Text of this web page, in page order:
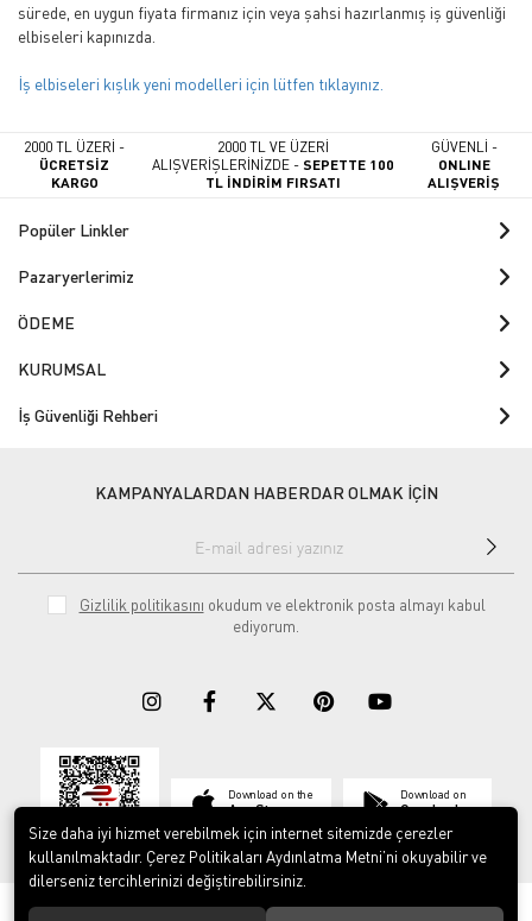
sürede, en uygun fiyata firmanız için veya şahsi hazırlanmış iş güvenliği
elbiseleri kapınızda.
İş elbiseleri kışlık yeni modelleri için lütfen tıklayınız.
2000 TL ÜZERİ -
ÜCRETSİZ
KARGO
2000 TL VE ÜZERİ
ALIŞVERİŞLERİNİZDE -SEPETTE 100
TL İNDİRİM FIRSATI
GÜVENLİ -
ONLINE
ALIŞVERİŞ
Popüler Linkler
Pazaryerlerimiz
ÖDEME
KURUMSAL
İş Güvenliği Rehberi
KAMPANYALARDAN HABERDAR OLMAK İÇİN
Gizlilik politikasını okudum ve elektronik posta almayı kabul
ediyorum.
Download on the
App Store
Download on
Google play
© 2023ERY İş Güvenliği Ekipmanları. Tüm hakları saklıdır.
Size daha iyi hizmet verebilmek için internet sitemizde çerezler
kullanılmaktadır. Çerez Politikaları Aydınlatma Metni’ni okuyabilir ve
dilerseniz tercihlerinizi değiştirebilirsiniz.